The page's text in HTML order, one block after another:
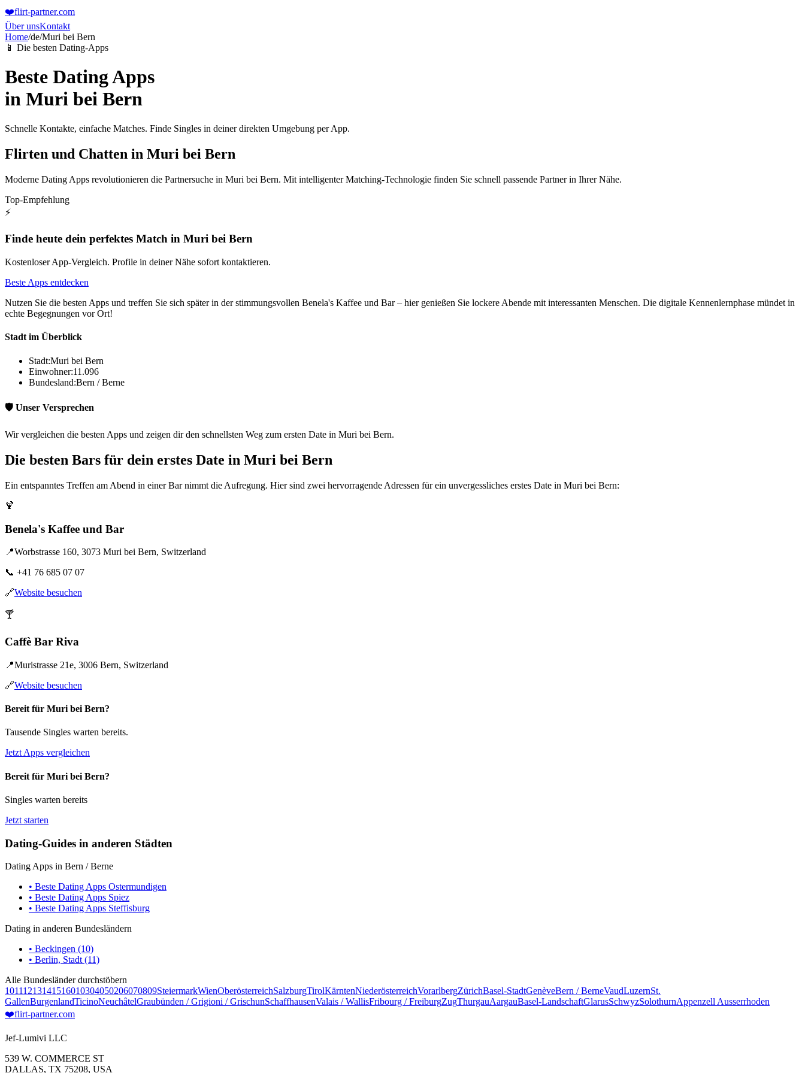
❤️flirt-partner.com
Über unsKontakt
Home/de/Muri bei Bern
📱 Die besten Dating-Apps
Beste Dating Apps
in Muri bei Bern
Schnelle Kontakte, einfache Matches. Finde Singles in deiner direkten Umgebung per App.
Flirten und Chatten in Muri bei Bern
Moderne Dating Apps revolutionieren die Partnersuche in Muri bei Bern. Mit intelligenter Matching-Technologie finden Sie schnell passende Partner in Ihrer Nähe.
Top-Empfehlung
⚡
Finde heute dein perfektes Match in Muri bei Bern
Kostenloser App-Vergleich. Profile in deiner Nähe sofort kontaktieren.
Beste Apps entdecken
Nutzen Sie die besten Apps und treffen Sie sich später in der stimmungsvollen Benela's Kaffee und Bar – hier genießen Sie lockere Abende mit interessanten Menschen. Die digitale Kennenlernphase mündet in
echte Begegnungen vor Ort!
Stadt im Überblick
Stadt:Muri bei Bern
Einwohner:11.096
Bundesland:Bern / Berne
🛡️ Unser Versprechen
Wir vergleichen die besten Apps und zeigen dir den schnellsten Weg zum ersten Date in Muri bei Bern.
Die besten Bars für dein erstes Date in Muri bei Bern
Ein entspanntes Treffen am Abend in einer Bar nimmt die Aufregung. Hier sind zwei hervorragende Adressen für ein unvergessliches erstes Date in Muri bei Bern:
🍹
Benela's Kaffee und Bar
📍Worbstrasse 160, 3073 Muri bei Bern, Switzerland
📞 +41 76 685 07 07
🔗Website besuchen
🍸
Caffè Bar Riva
📍Muristrasse 21e, 3006 Bern, Switzerland
🔗Website besuchen
Bereit für Muri bei Bern?
Tausende Singles warten bereits.
Jetzt Apps vergleichen
Bereit für Muri bei Bern?
Singles warten bereits
Jetzt starten
Dating-Guides in anderen Städten
Dating Apps in Bern / Berne
• Beste Dating Apps Ostermundigen
• Beste Dating Apps Spiez
• Beste Dating Apps Steffisburg
Dating in anderen Bundesländern
• Beckingen (10)
• Berlin, Stadt (11)
Alle Bundesländer durchstöbern
10111213141516010304050206070809SteiermarkWienOberösterreichSalzburgTirolKärntenNiederösterreichVorarlbergZürichBasel-StadtGenèveBern / BerneVaudLuzernSt.
GallenBurgenlandTicinoNeuchâtelGraubünden / Grigioni / GrischunSchaffhausenValais / WallisFribourg / FreiburgZugThurgauAargauBasel-LandschaftGlarusSchwyzSolothurnAppenzell Ausserrhoden
❤️flirt-partner.com
Jef-Lumivi LLC
539 W. COMMERCE ST
DALLAS, TX 75208, USA